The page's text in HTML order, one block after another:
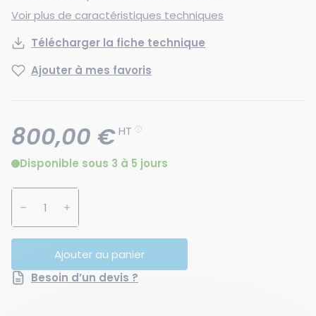
Voir plus de caractéristiques techniques
Télécharger la fiche technique
Ajouter à mes favoris
800,00 €HT
Disponible sous 3 à 5 jours
Augmenter la quantité
Ajouter au panier
Besoin d’un devis ?